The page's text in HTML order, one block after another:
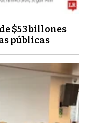
$53 billones
públicas